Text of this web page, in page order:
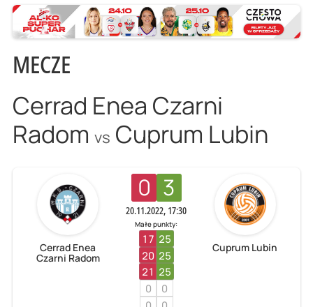
MECZE
Cerrad Enea Czarni
Radom vs Cuprum Lubin
Cerrad Enea
Czarni Radom
0 3
20.11.2022, 17:30
Małe punkty:
17 25
20 25
21 25
0
0
Cuprum Lubin